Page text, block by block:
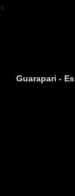
<
Guarapari - Es